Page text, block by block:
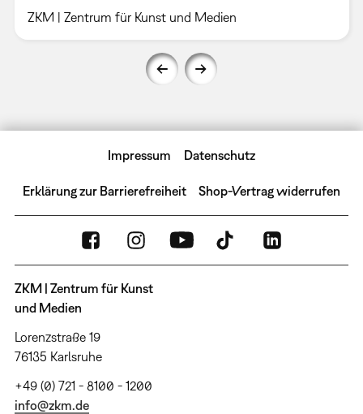
ZKM | Zentrum für Kunst und Medien
Impressum Datenschutz
Erklärung zur Barrierefreiheit Shop-Vertrag widerrufen
ZKM | Zentrum für Kunst
und Medien
Lorenzstraße 19
76135 Karlsruhe
+49 (0) 721 - 8100 - 1200
info@zkm.de